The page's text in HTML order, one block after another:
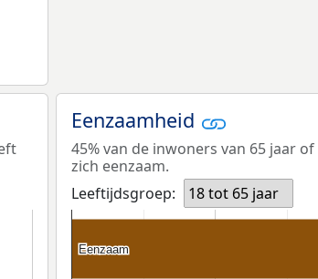
Eenzaamheid
45% van de inwoners van 65 jaar
zich eenzaam.
Leeftijdsgroep:
18 tot 65 jaar
Eenzaam
Eenzaam